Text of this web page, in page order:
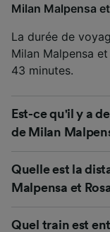
Milan Malpensa
La durée de
Milan Malpensa
43 minutes.
Est-ce qu'il y a
de Milan
Quelle est la
Malpensa et
Quel train est